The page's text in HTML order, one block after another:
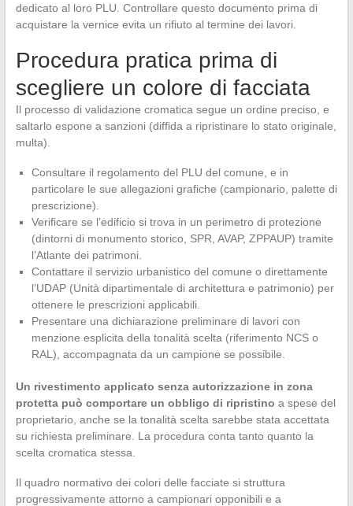
dedicato al loro PLU. Controllare questo documento prima di
acquistare la vernice evita un rifiuto al termine dei lavori.
Procedura pratica prima di
scegliere un colore di facciata
Il processo di validazione cromatica segue un ordine preciso, e
saltarlo espone a sanzioni (diffida a ripristinare lo stato originale,
multa).
Consultare il regolamento del PLU del comune, e in
particolare le sue allegazioni grafiche (campionario, palette di
prescrizione).
Verificare se l’edificio si trova in un perimetro di protezione
(dintorni di monumento storico, SPR, AVAP, ZPPAUP) tramite
l’Atlante dei patrimoni.
Contattare il servizio urbanistico del comune o direttamente
l’UDAP (Unità dipartimentale di architettura e patrimonio) per
ottenere le prescrizioni applicabili.
Presentare una dichiarazione preliminare di lavori con
menzione esplicita della tonalità scelta (riferimento NCS o
RAL), accompagnata da un campione se possibile.
Un rivestimento applicato senza autorizzazione in zona
protetta può comportare un obbligo di ripristino a spese del
proprietario, anche se la tonalità scelta sarebbe stata accettata
su richiesta preliminare. La procedura conta tanto quanto la
scelta cromatica stessa.
Il quadro normativo dei colori delle facciate si struttura
progressivamente attorno a campionari opponibili e a